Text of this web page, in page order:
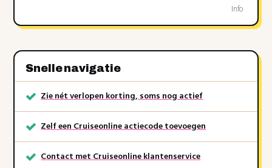
Info
Snelle navigatie
Zie nét verlopen korting, soms nog actief
Zelf een Cruiseonline actiecode toevoegen
Contact met Cruiseonline klantenservice